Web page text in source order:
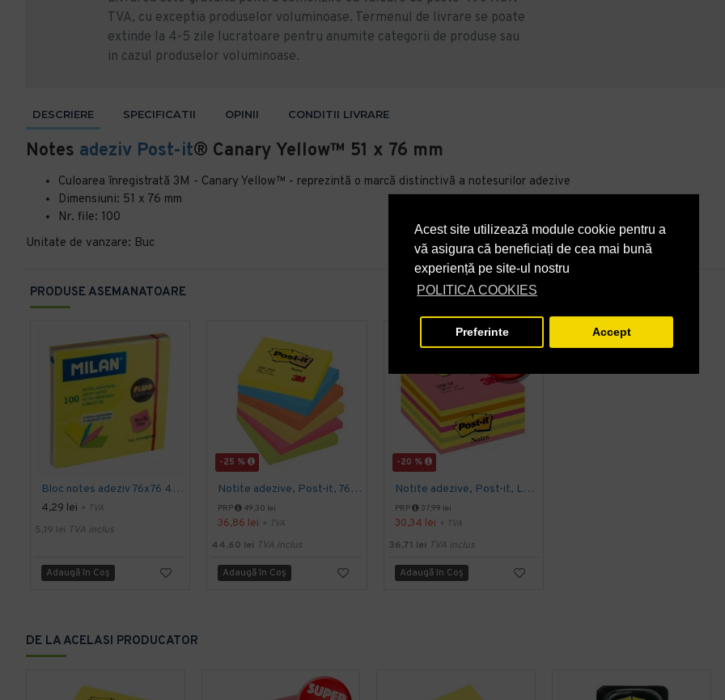
Acest site utilizează module cookie pentru a
vă asigura că beneficiați de cea mai bună
experiență pe site-ul nostru
POLITICA COOKIES
Preferinte Accept
TVA, cu exceptia produselor voluminoase. Termenul de livrare se poate
extinde la 4-5 zile lucratoare pentru anumite categorii de produse sau
in cazul produselor voluminoase.
PRODUSE ASEMANATOARE
Bloc notes adeziv 76x76 4 culori asortate fluo milan
4,29 lei + TVA
5,19 lei TVA inclus
Adaugă în Coş
-25 %
Notite adezive, Post-it, 76 x 76 mm, multicolor, neon, 100 file, 6 bucati/set
PRP 49,30 lei
36,86 lei + TVA
44,60 lei TVA inclus
Adaugă în Coş
-20 %
Notite adezive, Post-it, Lollipop, 76 x 76 mm, neon, 450 file
PRP 37,99 lei
30,34 lei + TVA
36,71 lei TVA inclus
Adaugă în Coş
DE LA ACELASI PRODUCATOR
DESCRIERE SPECIFICATII OPINII CONDITII LIVRARE
Notes adeziv Post-it® Canary Yellow™ 51 x 76 mm
Culoarea înregistrată 3M - Canary Yellow™ - reprezintă o marcă distinctivă a notesurilor adezive
Dimensiuni: 51 x 76 mm
Nr. file: 100
Unitate de vanzare: Buc